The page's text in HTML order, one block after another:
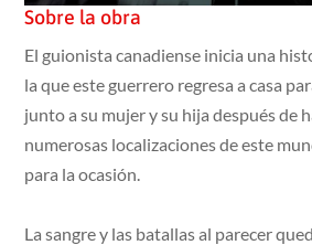
Sobre la obra
El guionista canadiense inicia una
la que este guerrero regresa a casa
junto a su mujer y su hija después de
numerosas localizaciones de este
para la ocasión.
La sangre y las batallas al parecer